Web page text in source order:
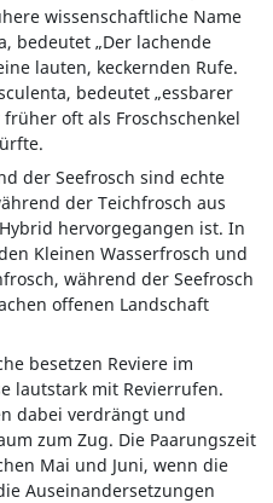
wissenschaftliche Name
bedeutet „Der lachende
lauten, keckernden Rufe.
bedeutet „essbarer
oft als Froschschenkel
der Seefrosch sind echte
der Teichfrosch aus
hervorgegangen ist. In
Kleinen Wasserfrosch und
während der Seefrosch
offenen Landschaft
besetzen Reviere im
lautstark mit Revierrufen.
dabei verdrängt und
zum Zug. Die Paarungszeit
Mai und Juni, wenn die
Auseinandersetzungen